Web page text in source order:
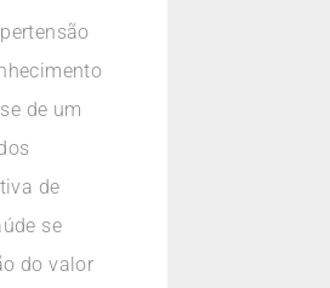
de um
de
se
do valor